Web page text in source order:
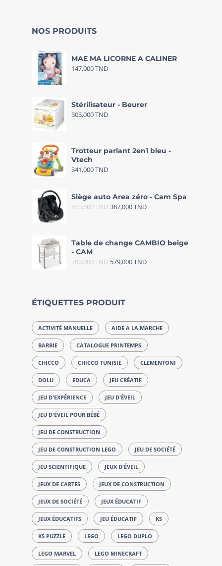
NOS PRODUITS
MAE MA LICORNE A CALINER
147,000TND
Stérilisateur - Beurer
303,000TND
Trotteur parlant 2en1 bleu -
Vtech
341,000TND
Siège auto Area zéro - Cam Spa
510,000TND 387,000TND
Table de change CAMBIO beige
- CAM
700,000TND 579,000TND
ÉTIQUETTES PRODUIT
ACTIVITÉ MANUELLE AIDE A LA MARCHE
BARBIE CATALOGUE PRINTEMPS
CHICCO CHICCO TUNISIE CLEMENTONI
DOLU EDUCA JEU CRÉATIF
JEU D'EXPÉRIENCE JEU D'ÉVEIL
JEU D'ÉVEIL POUR BÉBÉ
JEU DE CONSTRUCTION
JEU DE CONSTRUCTION LEGO JEU DE SOCIÉTÉ
JEU SCIENTIFIQUE JEUX D'ÉVEIL
JEUX DE CARTES JEUX DE CONSTRUCTION
JEUX DE SOCIÉTÉ JEUX ÉDUCATIF
JEUX ÉDUCATIFS JEU ÉDUCATIF KS
KS PUZZLE LEGO LEGO DUPLO
LEGO MARVEL LEGO MINECRAFT